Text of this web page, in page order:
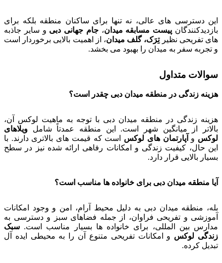
این دسترسی های عالی، نه تنها برای ساکنان منطقه بلکه برای
بازدیدکنندگان پیست مسابقه میدان،جام جهانی دبی و سایر جاذبه
های تفریحی نظیرتِرَک، گلف میدان، از اهمیت بالایی برخوردار است
و تجربه سفر به میدان را بهبود می بخشد.
سوالات متداول
هزینه زندگی در منطقه میدان دبی چقدر است؟
هزینه زندگی در منطقه میدان دبی با توجه به ماهیت لوکس آن،
بالاتر از میانگین شهر است. این منطقه عمدتاً شامل ویلاهای
لوکس و آپارتمان های لوکس است که قیمت های بالاتری دارند. با
این حال، کیفیت زندگی و امکانات رفاهی ارائه شده نیز در سطح
بسیار بالایی قرار دارد.
آیا منطقه میدان دبی برای خانواده ها مناسب است؟
بله، منطقه میدان دبی به دلیل محیط آرام، امن و وجود امکانات
آموزشی و تفریحی فراوان، از جمله فضاهای سبز و دسترسی به
مدارس بین المللی، برای خانواده ها بسیار مناسب است. سبک
زندگی لوکس و امکانات تفریحی متنوع آن را به محیطی ایده آل
تبدیل کرده.